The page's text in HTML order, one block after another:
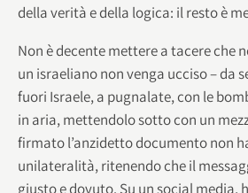
della verità e della logica: il resto è
Non è decente mettere a tacere che
un israeliano non venga ucciso – da
fuori Israele, a pugnalate, con le
in aria, mettendolo sotto con un
firmato l’anzidetto documento non
unilateralità, ritenendo che il
giusto e dovuto. Su un social media,